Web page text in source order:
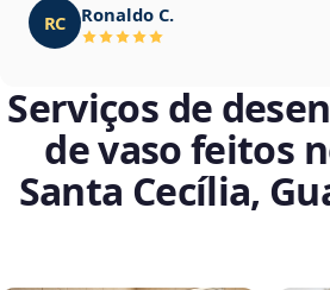
RC Ronaldo C.
Serviços de
de vaso feitos
Santa Cecília,